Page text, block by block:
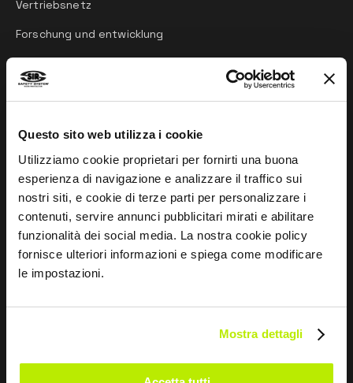
Questo sito web utilizza i cookie
Utilizziamo cookie proprietari per fornirti una buona
esperienza di navigazione e analizzare il traffico sui
nostri siti, e cookie di terze parti per personalizzare i
contenuti, servire annunci pubblicitari mirati e abilitare
funzionalità dei social media. La nostra cookie policy
fornisce ulteriori informazioni e spiega come modificare
le impostazioni.
Mostra dettagli
Vertriebsnetz
Forschung und entwicklung
INFOS
Normenleitfaden
Whistleblowing
Impressum
Größentabelle und Pflegehinweise
KONTAKTE
Via dei Fornaciai, 9, 06081 Assisi (PG) - Italien
+39 075 804 37 37